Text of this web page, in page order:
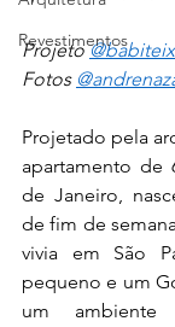
Revestimentos
Projeto
Fotos
Projetado pela
apartamento de
de Janeiro,
de fim de
vivia em São
pequeno e um
um